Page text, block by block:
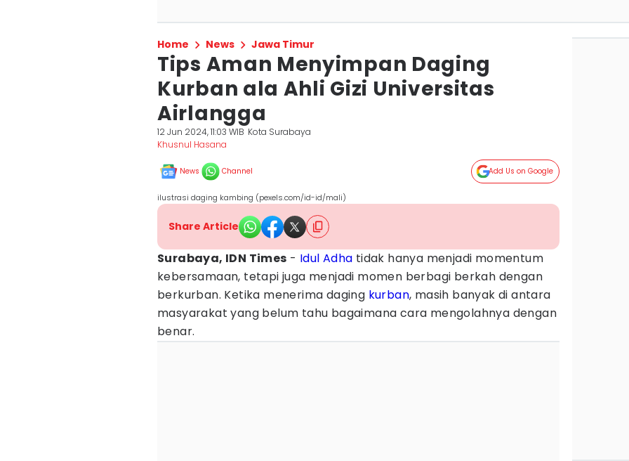
Home News Jawa Timur
Tips Aman Menyimpan Daging
Kurban ala Ahli Gizi Universitas
Airlangga
12 Jun 2024, 11:03 WIB Kota Surabaya
Khusnul Hasana
News Channel Add Us on Google
ilustrasi daging kambing (pexels.com/id-id/mali)
Share Article
Surabaya, IDN Times - Idul Adha tidak hanya menjadi momentum
kebersamaan, tetapi juga menjadi momen berbagi berkah dengan
berkurban. Ketika menerima daging kurban, masih banyak di antara
masyarakat yang belum tahu bagaimana cara mengolahnya dengan
benar.